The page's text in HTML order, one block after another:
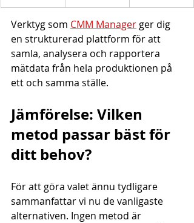
Verktyg som CMM Manager ger dig
en strukturerad plattform för att
samla, analysera och rapportera
mätdata från hela produktionen på
ett och samma ställe.
Jämförelse: Vilken
metod passar bäst för
ditt behov?
För att göra valet ännu tydligare
sammanfattar vi nu de vanligaste
alternativen. Ingen metod är